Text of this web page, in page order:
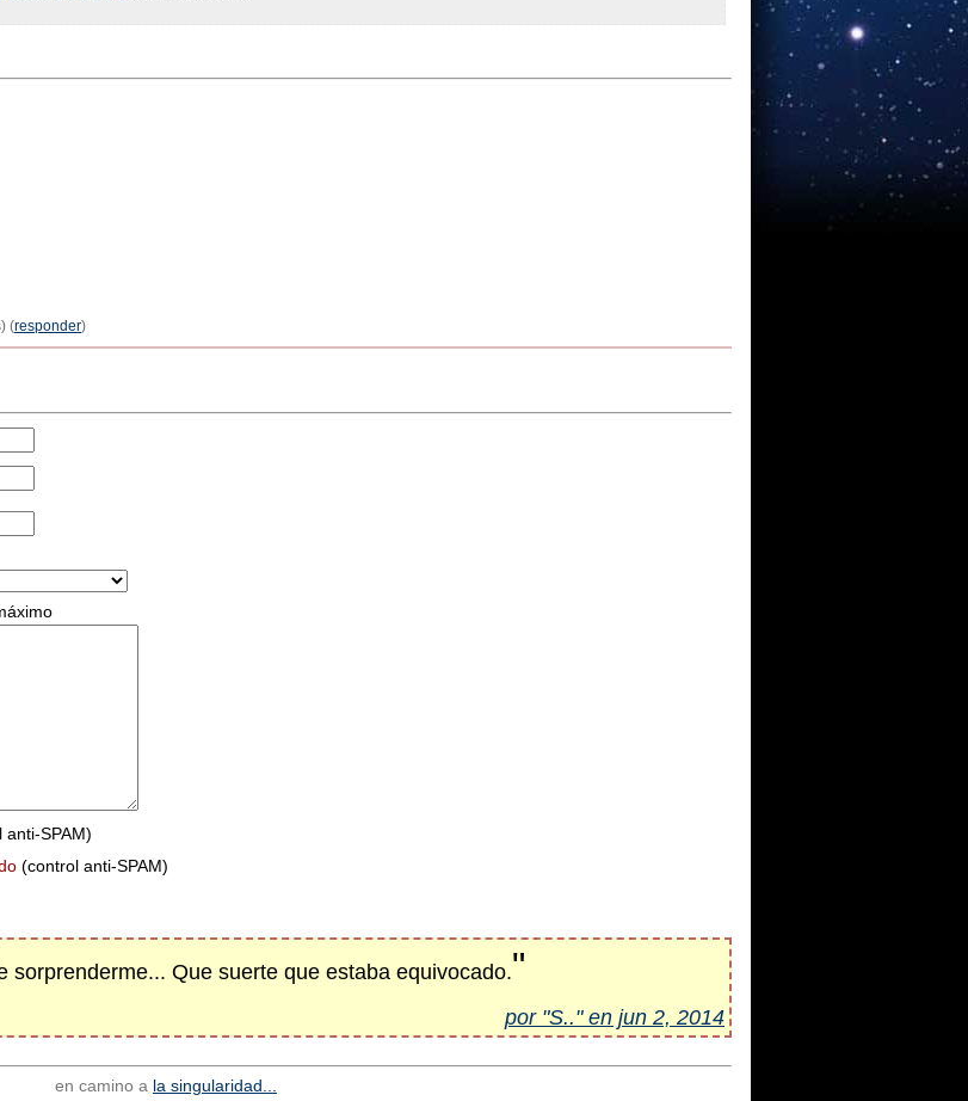
(responder)
anti-SPAM)
(control anti-SPAM)
Que suerte que estaba equivocado."
por "S.." en jun 2, 2014
en camino a la singularidad...